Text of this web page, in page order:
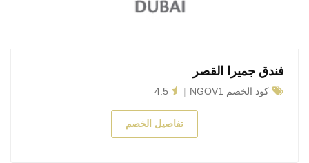
فندق جميرا القصر
كود الخصم NGOV1 4.5
تفاصيل الخصم